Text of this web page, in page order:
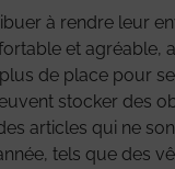
à rendre leur
et agréable,
de place pour
stocker des
articles qui ne
tels que des